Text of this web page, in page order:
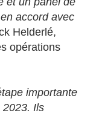
accord avec
Helderlé,
opérations
importante
2023. Ils